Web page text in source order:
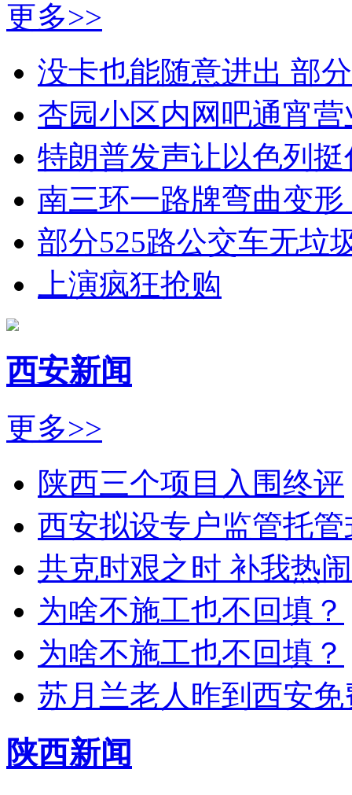
更多>>
没卡也能随意进出 部
杏园小区内网吧通宵
特朗普发声让以色列挺
南三环一路牌弯曲变
部分525路公交车无垃
上演疯狂抢购
西安新闻
更多>>
陕西三个项目入围终评
西安拟设专户监管托
共克时艰之时 补我热
为啥不施工也不回填？
为啥不施工也不回填？
苏月兰老人昨到西安
陕西新闻